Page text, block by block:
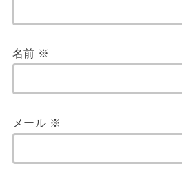
名前 ※
メール ※